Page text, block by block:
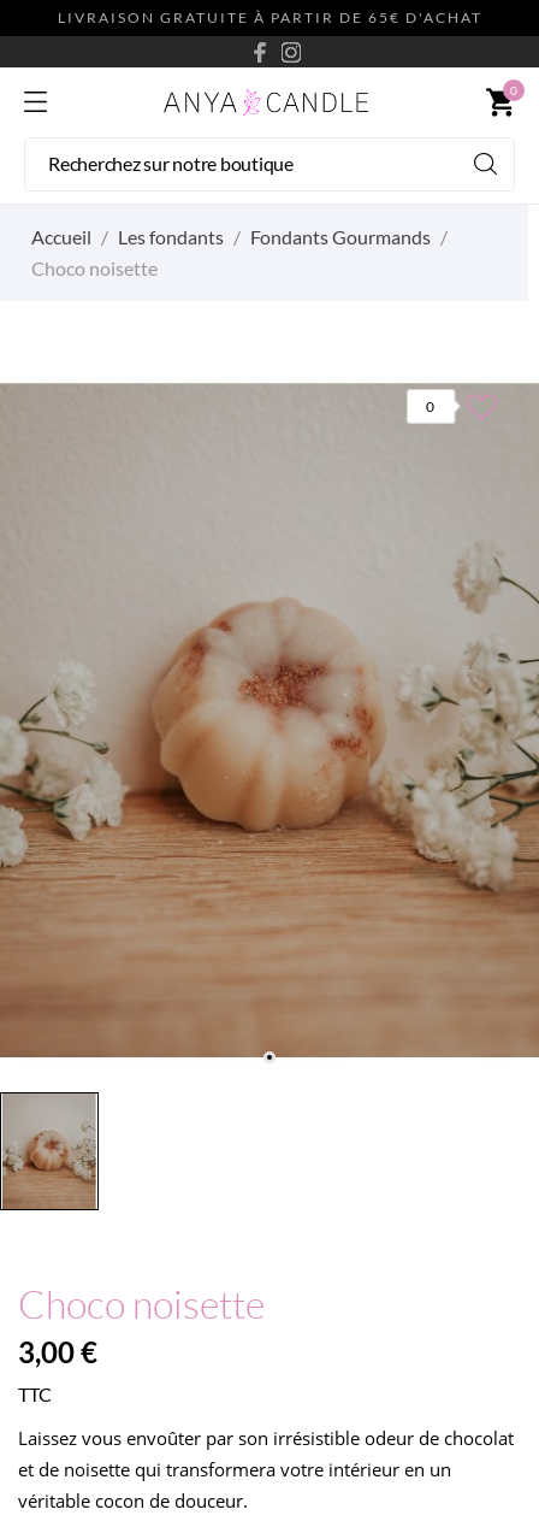
LIVRAISON GRATUITE À PARTIR DE 65€ D'ACHAT
shopping_cart
0
Accueil Les fondants
Fondants Gourmands
Choco noisette
0
Choco noisette
3,00 €
TTC
Laissez vous envoûter par son irrésistible odeur de chocolat
et de noisette qui transformera votre intérieur en un
véritable cocon de douceur.